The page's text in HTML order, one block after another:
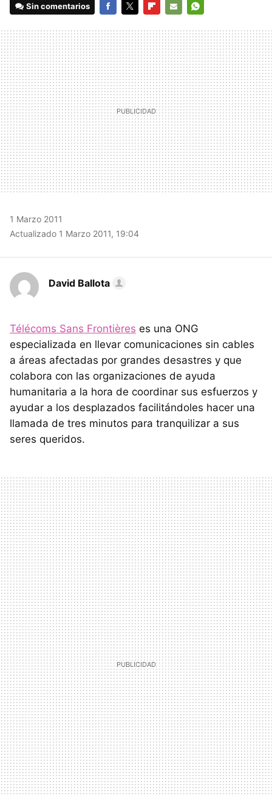
Sin comentarios
MAIL
1 Marzo 2011
Actualizado 1 Marzo 2011, 19:04
David Ballota
Télécoms Sans Frontières es una ONG
especializada en llevar comunicaciones sin cables
a áreas afectadas por grandes desastres y que
colabora con las organizaciones de ayuda
humanitaria a la hora de coordinar sus esfuerzos y
ayudar a los desplazados facilitándoles hacer una
llamada de tres minutos para tranquilizar a sus
seres queridos.